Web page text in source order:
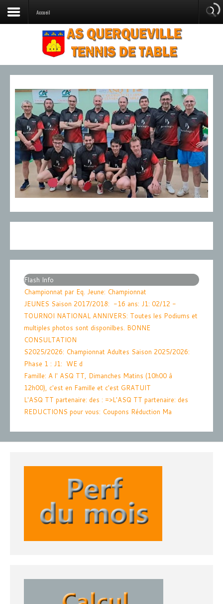
Accueil
Flash Info
Championnat par Eq. Jeune: Championnat
JEUNES Saison 2017/2018: -16 ans: J1: 02/12 -
TOURNOI NATIONAL ANNIVERS: Toutes les Podiums et
multiples photos sont disponilbes. BONNE
CONSULTATION
S2025/2026: Championnat Adultes Saison 2025/2026:
Phase 1 : J1: WE d
Famille: A l' ASQ TT, Dimanches Matins (10h00 à
12h00), c'est en Famille et c'est GRATUIT
L'ASQ TT partenaire: des : =>L'ASQ TT partenaire: des
REDUCTIONS pour vous: Coupons Réduction Ma